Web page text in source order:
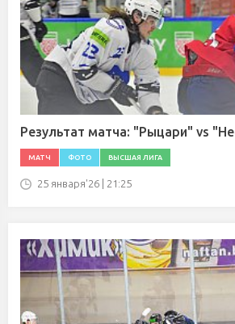
Результат матча: "Рыцари" vs
МАТЧ ФОТО ВЫСШАЯ ЛИГА
25 января'26 | 21:25